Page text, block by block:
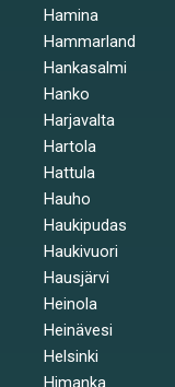
Hamina
Hammarland
Hankasalmi
Hanko
Harjavalta
Hartola
Hattula
Hauho
Haukipudas
Haukivuori
Hausjärvi
Heinola
Heinävesi
Helsinki
Himanka